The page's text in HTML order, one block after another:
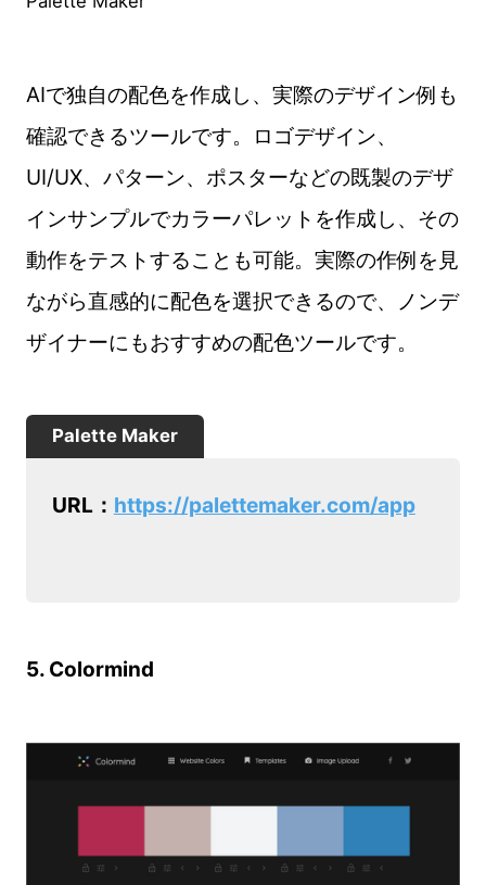
AIで独自の配色を作成し、実際のデザイン例も
確認できるツールです。ロゴデザイン、
UI/UX、パターン、ポスターなどの既製のデザ
インサンプルでカラーパレットを作成し、その
動作をテストすることも可能。実際の作例を見
ながら直感的に配色を選択できるので、ノンデ
ザイナーにもおすすめの配色ツールです。
Palette Maker
URL： https://palettemaker.com/app
5. Colormind